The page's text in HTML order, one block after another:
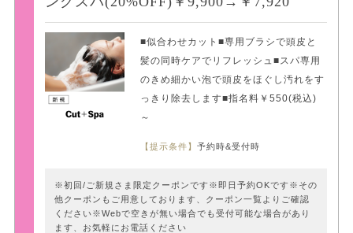
■似合わせカット■専用ブラシで頭皮と
髪の同時ケアでリフレッシュ■スパ専用
のきめ細かい泡で頭皮をほぐし汚れをす
っきり除去します■指名料￥550(税込)
～
【提示条件】予約時&受付時
※初回/ご新規さま限定クーポンです※即日予約OKです※その
他クーポンもご用意しております、クーポン一覧よりご確認
ください※Webで空きが無い場合でも受付可能な場合があり
ます、お気軽にお電話ください